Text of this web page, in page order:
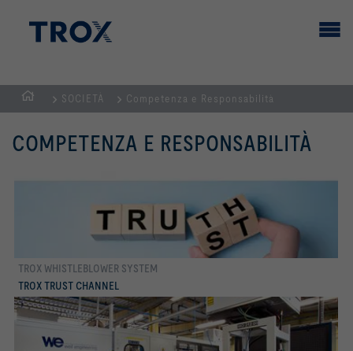
Home
SOCIETÀ Competenza e Responsabilità
COMPETENZA E RESPONSABILITÀ
TROX WHISTLEBLOWER SYSTEM
TROX TRUST CHANNEL
di più